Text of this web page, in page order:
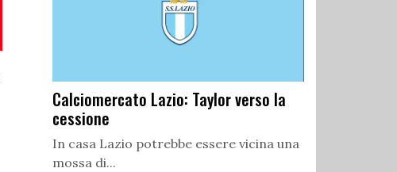
Calciomercato Lazio: Taylor verso la
cessione
In casa Lazio potrebbe essere vicina una
mossa di...